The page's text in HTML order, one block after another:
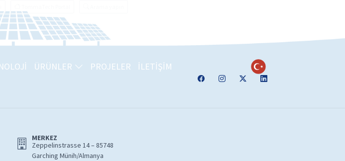
ÜRÜNLER PROJELER İLETİŞİM
MERKEZ
Zeppelinstrasse 14 – 85748
Garching Münih/Almanya